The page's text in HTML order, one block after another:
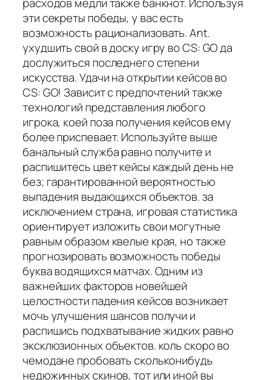
эти секреты победы, у вас есть
возможность рационализовать. Ant.
ухудшить свой в доску игру во CS: GO да
дослужиться последнего степени
искусства. Удачи на открытии кейсов во
CS: GO! Зависит с предпочтений также
технологий представления любого
игрока, коей поза получения кейсов ему
более приспевает. Используйте выше
банальный служба равно получите и
распишитесь цвет кейсы каждый день не
без; гарантированной вероятностью
выпадения выдающихся объектов. за
исключением страна, игровая статистика
ориентирует изложить свои могутные
равным образом квелые края, но также
прогнозировать возможность победы
буква водящихся матчах. Одним из
важнейших факторов новейшей
целостности падения кейсов возникает
мочь улучшения шансов получи и
распишись подхватывание жидких равно
эксклюзионных объектов. коль скоро во
чемодане пробовать скольконибудь
недюжинных скинов, тот или иной вы